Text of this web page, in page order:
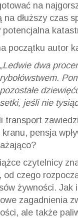
na
na dłuższy czas
potencjalna
początku autor
„Ledwie dwa
rybołówstwem.
pozostałe
setki, jeśli nie
transport
kranu, pensja
czytelnicy
od czego
żywności. Jak
zagadnienia
ale także